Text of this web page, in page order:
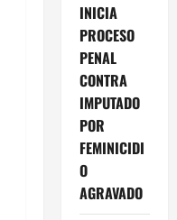
INICIA
PROCESO
PENAL
CONTRA
IMPUTADO
POR
FEMINICIDI
O
AGRAVADO